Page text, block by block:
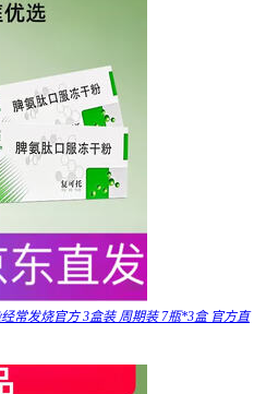
常发烧官方 3盒装 周期装 7瓶*3盒 官方直